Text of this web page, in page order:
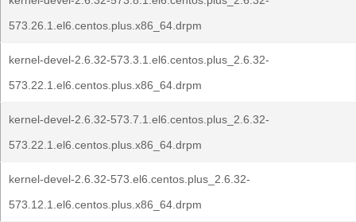
573.26.1.el6.centos.plus.x86_64.drpm
kernel-devel-2.6.32-573.3.1.el6.centos.plus_2.6.32-
573.22.1.el6.centos.plus.x86_64.drpm
kernel-devel-2.6.32-573.7.1.el6.centos.plus_2.6.32-
573.22.1.el6.centos.plus.x86_64.drpm
kernel-devel-2.6.32-573.el6.centos.plus_2.6.32-
573.12.1.el6.centos.plus.x86_64.drpm